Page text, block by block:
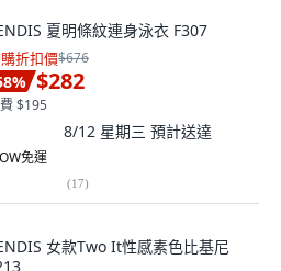
夏明條紋連身泳衣 F307
折扣價$676
% $282
$195
8/12 星期三 預計送達
免運
(17)
女款Two It性感素色比基尼